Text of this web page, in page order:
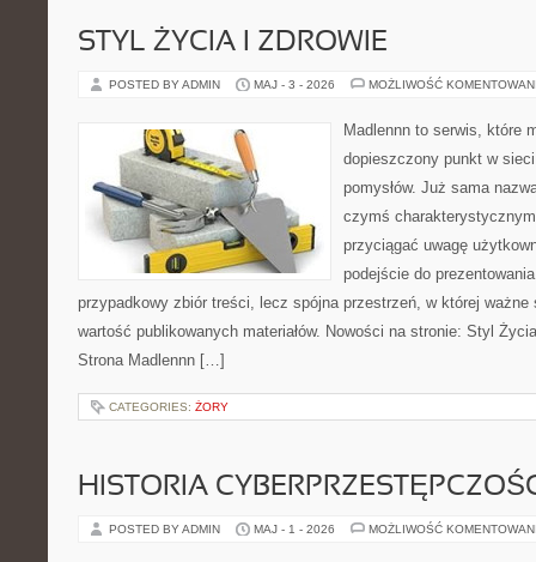
STYL ŻYCIA I ZDROWIE
POSTED BY ADMIN MAJ - 3 - 2026 MOŻLIWOŚĆ
Madlennn to serwis, które
dopieszczony punkt w
pomysłów. Już sama
czymś
przyciągać uwagę
podejście do
przypadkowy zbiór treści, lecz spójna przestrzeń, w której
wartość publikowanych materiałów. Nowości na stronie: Styl
Strona Madlennn […]
CATEGORIES: ŻORY
HISTORIA
POSTED BY ADMIN MAJ - 1 - 2026 MOŻLIWOŚĆ